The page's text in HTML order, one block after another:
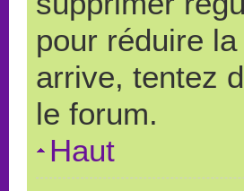
pour réduire
arrive, tentez
le forum.
Haut